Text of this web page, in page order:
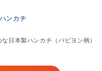
ンカチ
日本製ハンカチ（パピヨン柄）